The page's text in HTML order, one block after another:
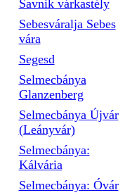
Savnik várkastély
Sebesváralja Sebes
vára
Segesd
Selmecbánya
Glanzenberg
Selmecbánya Újvár
(Leányvár)
Selmecbánya:
Kálvária
Selmecbánya: Óvár